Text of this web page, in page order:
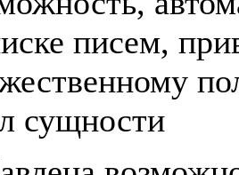
писем,
сущности